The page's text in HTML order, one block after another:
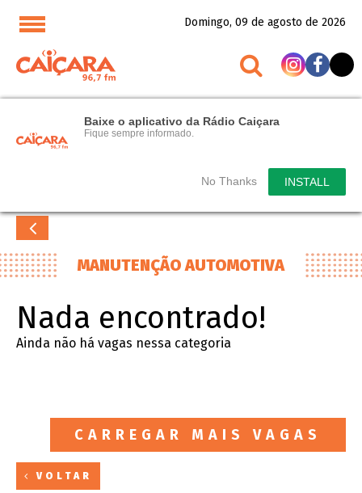
Baixe o aplicativo da Rádio Caiçara
Fique sempre informado.
No Thanks INSTALL
Domingo, 09 de agosto de 2026
MANUTENÇÃO AUTOMOTIVA
Nada encontrado!
Ainda não há vagas nessa categoria
CARREGAR MAIS VAGAS
VOLTAR